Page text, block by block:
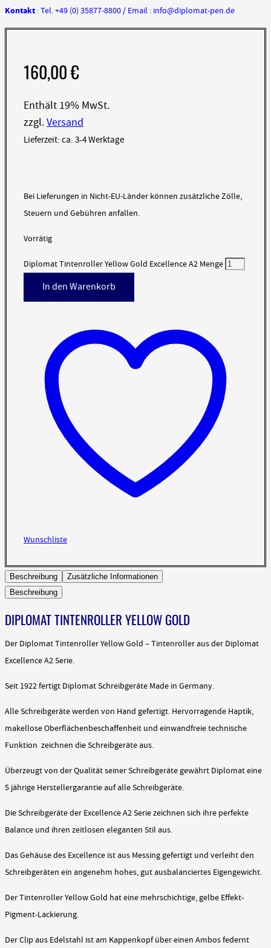
Kontakt : Tel. +49 (0) 35877-8800 / Email : info@diplomat-pen.de
160,00€
Enthält 19% MwSt.
zzgl.Versand
Lieferzeit: ca. 3-4 Werktage
Bei Lieferungen in Nicht-EU-Länder können zusätzliche Zölle,
Steuern und Gebühren anfallen.
Vorrätig
Diplomat Tintenroller Yellow Gold Excellence A2 Menge
In den Warenkorb
Wunschliste
Beschreibung
Zusätzliche Informationen
Beschreibung
DIPLOMAT TINTENROLLER YELLOW GOLD
Der Diplomat Tintenroller Yellow Gold – Tintenroller aus der Diplomat
Excellence A2 Serie.
Seit 1922 fertigt Diplomat Schreibgeräte Made in Germany.
Alle Schreibgeräte werden von Hand gefertigt. Hervorragende Haptik,
makellose Oberflächenbeschaffenheit und einwandfreie technische
Funktion zeichnen die Schreibgeräte aus.
Überzeugt von der Qualität seiner Schreibgeräte gewährt Diplomat eine
5 jährige Herstellergarantie auf alle Schreibgeräte.
Die Schreibgeräte der Excellence A2 Serie zeichnen sich ihre perfekte
Balance und ihren zeitlosen eleganten Stil aus.
Das Gehäuse des Excellence ist aus Messing gefertigt und verleiht den
Schreibgeräten ein angenehm hohes, gut ausbalanciertes Eigengewicht.
Der Tintenroller Yellow Gold hat eine mehrschichtige, gelbe Effekt-
Pigment-Lackierung.
Der Clip aus Edelstahl ist am Kappenkopf über einen Ambos federnt